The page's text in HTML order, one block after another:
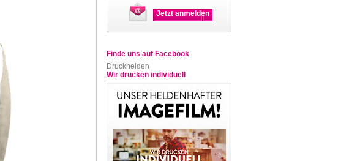
Jetzt anmelden
Finde uns auf Facebook
Druckhelden
Wir drucken individuell